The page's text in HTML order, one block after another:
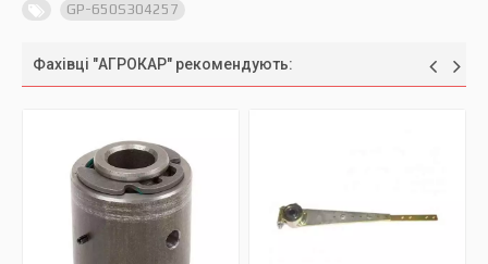
GP-650S304257
Фахівці "АГРОКАР" рекомендують: